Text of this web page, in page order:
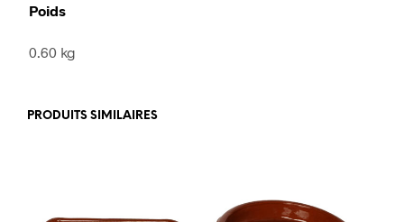
Poids
0.60 kg
PRODUITS SIMILAIRES